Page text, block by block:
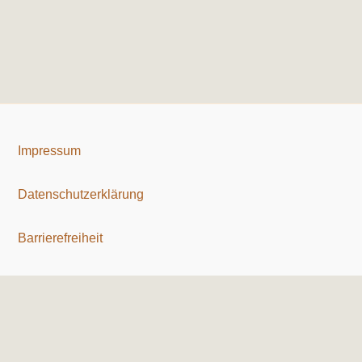
Impressum
Datenschutzerklärung
Barrierefreiheit